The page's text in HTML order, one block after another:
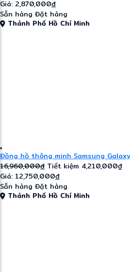
Giá: 2,870,000đ
Sẵn hàng Đặt hàng
Thành Phố Hồ Chí Minh
Đồng hồ thông minh Samsung
16,960,000đ Tiết kiệm 4,210,000₫
Giá: 12,750,000đ
Sẵn hàng Đặt hàng
Thành Phố Hồ Chí Minh